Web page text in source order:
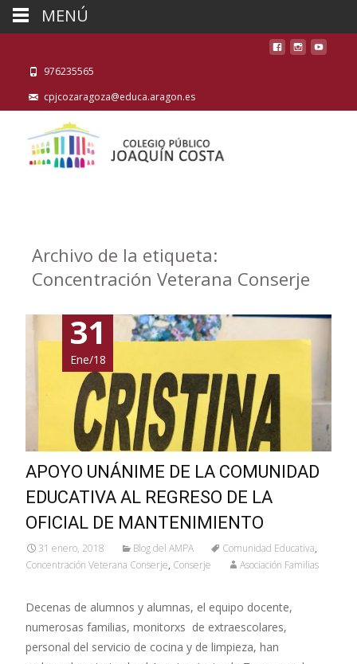
976235565
cpjcozaragoza@educa.aragon.es
Archivo de la etiqueta:
Concentración Veterana Conserje
31
Ene/18
APOYO UNÁNIME DE LA COMUNIDAD
EDUCATIVA AL REGRESO DE LA
OFICIAL DE MANTENIMIENTO
31 enero, 2018 Blog del AMPA Comunidad Educativa,
Concentración Veterana Conserje, Conserje Asociación Familias
Decenas de alumnos y alumnas, el equipo docente,
numerosas familias, monitorxs de extraescolares,
personal del servicio de cocina y de limpieza, han
MENÚ